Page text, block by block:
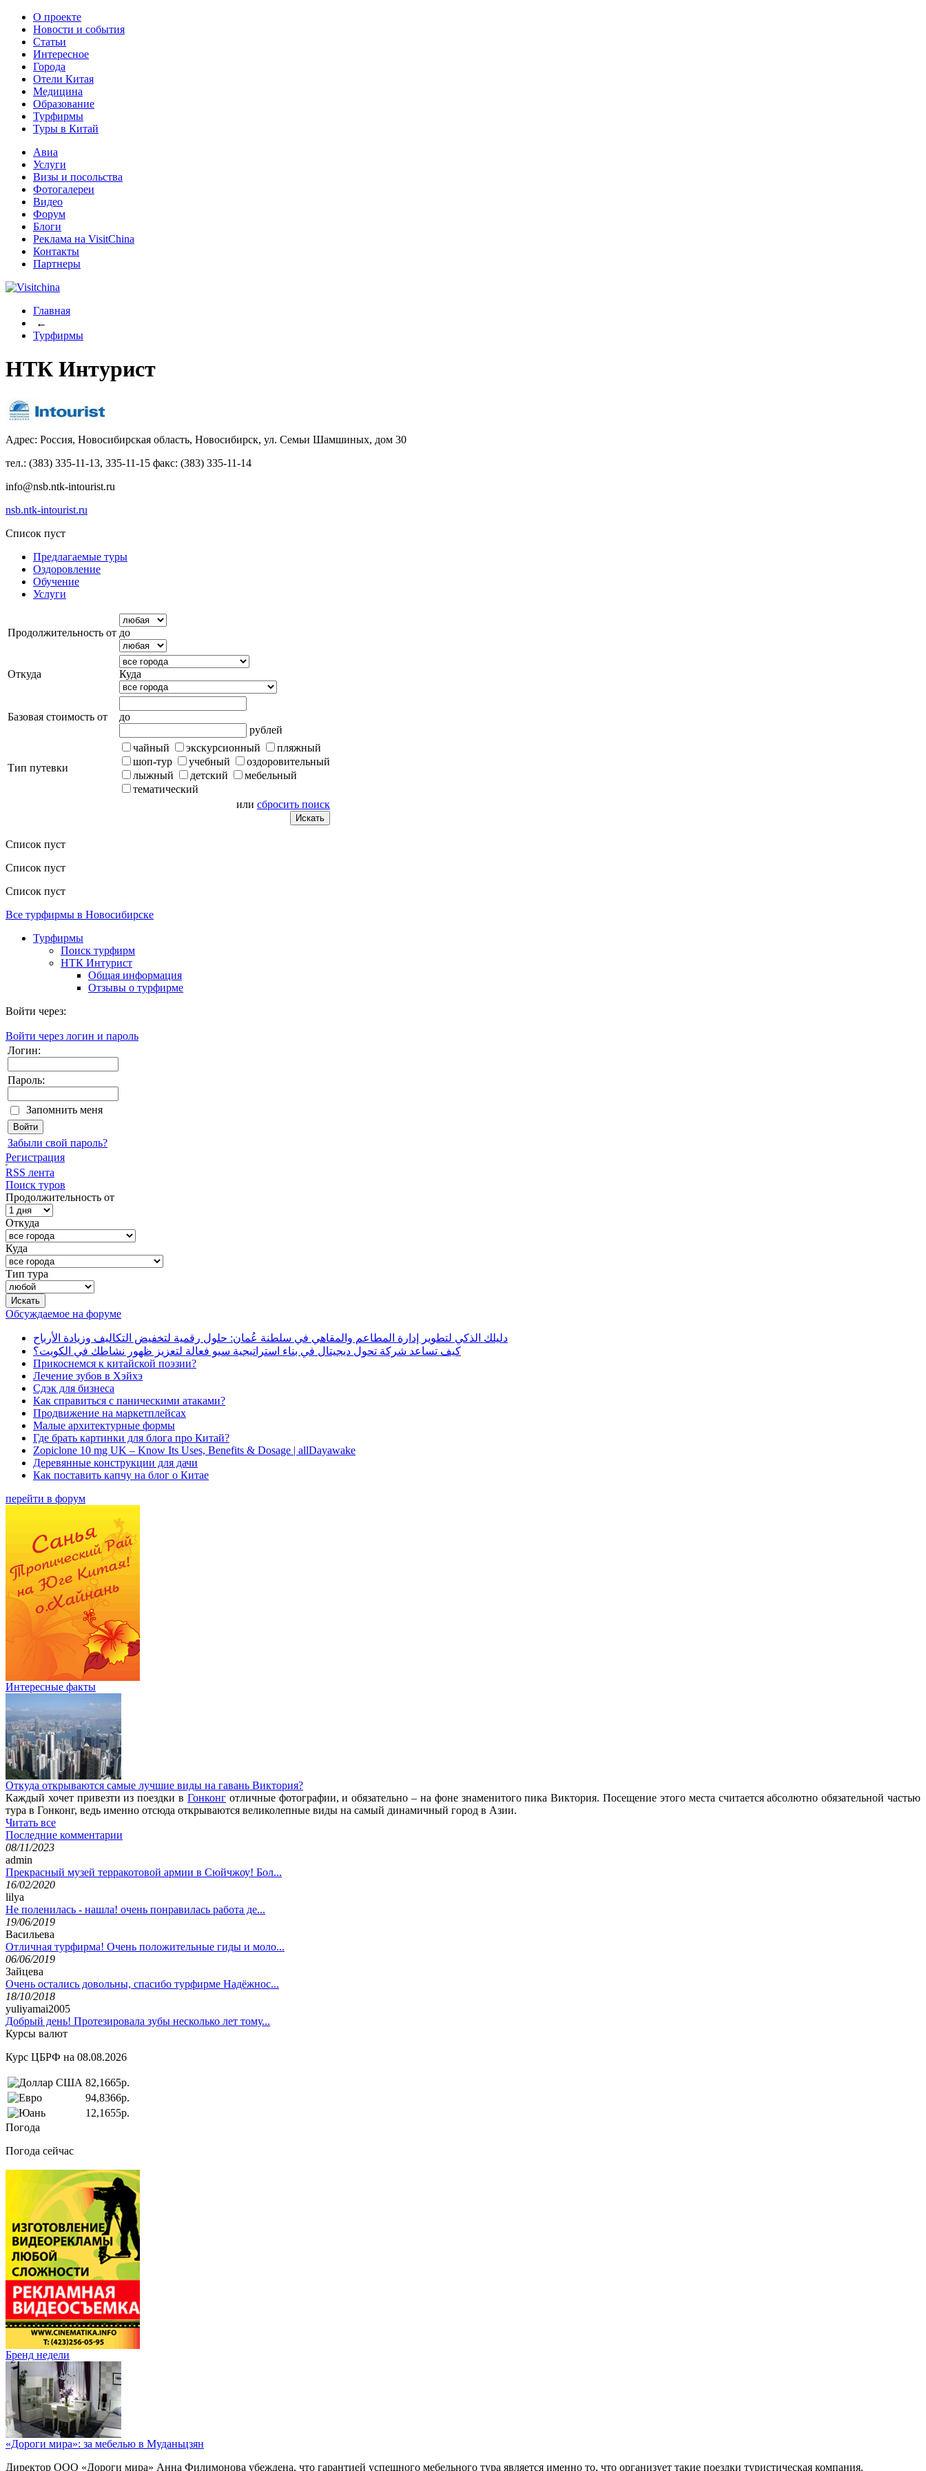
О проекте
Новости и события
Статьи
Интересное
Города
Отели Китая
Медицина
Образование
Турфирмы
Туры в Китай
Авиа
Услуги
Визы и посольства
Фотогалереи
Видео
Форум
Блоги
Реклама на VisitChina
Контакты
Партнеры
Главная
←
Турфирмы
НТК Интурист
Адрес: Россия, Новосибирская область, Новосибирск, ул. Семьи Шамшиных, дом 30
тел.: (383) 335-11-13, 335-11-15 факс: (383) 335-11-14
info@nsb.ntk-intourist.ru
nsb.ntk-intourist.ru
Список пуст
Предлагаемые туры
Оздоровление
Обучение
Услуги
Продолжительность от до
Откуда Куда
Базовая стоимость от
до
рублей
Тип путевки
чайный экскурсионный
пляжный
шоп-тур
учебный
оздоровительный
лыжный
детский
мебельный
тематический
или сбросить поиск
Список пуст
Список пуст
Список пуст
Все турфирмы в Новосибирске
Турфирмы
Поиск турфирм
НТК Интурист
Общая информация
Отзывы о турфирме
Войти через:
Войти через логин и пароль
Логин:
Пароль:
Запомнить меня
Забыли свой пароль?
Регистрация
RSS лента
Поиск туров
Продолжительность от
Откуда
Куда
Тип тура
Обсуждаемое на форуме
دليلك الذكي لتطوير إدارة المطاعم والمقاهي في سلطنة عُمان: حلول رقمية لتخفيض التكاليف وزيادة الأرباح
كيف تساعد شركة تحول ديجيتال في بناء استراتيجية سيو فعالة لتعزيز ظهور نشاطك في الكويت؟
Прикоснемся к китайской поэзии?
Лечение зубов в Хэйхэ
Сдэк для бизнеса
Как справиться с паническими атаками?
Продвижение на маркетплейсах
Малые архитектурные формы
Где брать картинки для блога про Китай?
Zopiclone 10 mg UK – Know Its Uses, Benefits & Dosage | allDayawake
Деревянные конструкции для дачи
Как поставить капчу на блог о Китае
перейти в форум
Интересные факты
Откуда открываются самые лучшие виды на гавань Виктория?
Каждый хочет привезти из поездки в Гонконготличные фотографии, и обязательно – на фоне знаменитого пика Виктория. Посещение этого места считается абсолютно обязательной частью
тура в Гонконг, ведь именно отсюда открываются великолепные виды на самый динамичный город в Азии.
Читать все
Последние комментарии
08/11/2023
admin
Прекрасный музей терракотовой армии в Сюйчжоу! Бол...
16/02/2020
lilya
Не поленилась - нашла! очень понравилась работа де...
19/06/2019
Васильева
Отличная турфирма! Очень положительные гиды и моло...
06/06/2019
Зайцева
Очень остались довольны, спасибо турфирме Надёжнос...
18/10/2018
yuliyamai2005
Добрый день! Протезировала зубы несколько лет тому...
Курсы валют
Курс ЦБРФ на 08.08.2026
82,1665р.
94,8366р.
12,1655р.
Погода
Погода сейчас
Бренд недели
«Дороги мира»: за мебелью в Муданьцзян
Директор ООО «Дороги мира» Анна Филимонова убеждена, что гарантией успешного мебельного тура является именно то, что организует такие поездки туристическая компания.